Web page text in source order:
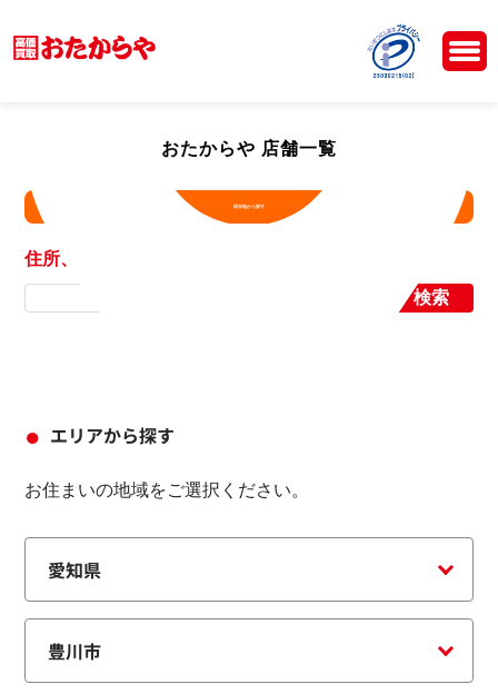
おたからや 店舗一覧
現在地から探す
住所、店舗名から探す
検索
エリアから探す
お住まいの地域をご選択ください。